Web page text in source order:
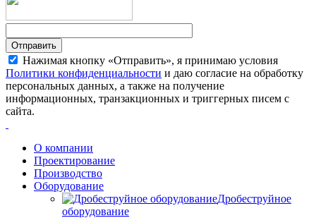
Нажимая кнопку «Отправить», я принимаю условия
Политики конфиденциальности и даю согласие на обработку
персональных данных, а также на получение
информационных, транзакционных и триггерных писем с
сайта.
О компании
Проектирование
Производство
Оборудование
Дробеструйное
оборудование